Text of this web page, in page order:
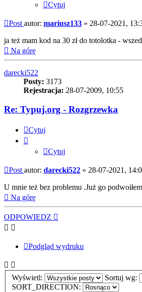
Cytuj
Post autor: mariusz133 » 28-07-2021,
ja też mam kod na 30 zł do totolotka -
Na górę
darecki522
Posty: 3173
Rejestracja: 28-07-2009, 10:55
Re: Typuj.org - Rozgrzewka
Cytuj
Cytuj
Post autor: darecki522 » 28-07-2021,
U mnie też bez problemu .Już go podwoiłem
Na górę
ODPOWIEDZ
Podgląd wydruku
Wyświetl:
Sortuj wg:
SORT_DIRECTION: